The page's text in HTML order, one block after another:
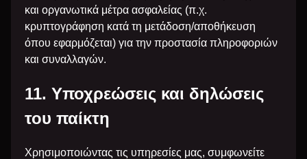
και οργανωτικά μέτρα ασφαλείας (π.χ.
κρυπτογράφηση κατά τη μετάδοση/αποθήκευση
όπου εφαρμόζεται) για την προστασία πληροφοριών
και συναλλαγών.
11. Υποχρεώσεις και δηλώσεις
του παίκτη
Χρησιμοποιώντας τις υπηρεσίες μας, συμφωνείτε